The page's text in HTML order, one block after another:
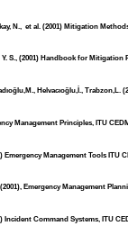
N., et al. (2001) Mitigation
Y. S., (2001) Handbook for
Helvacıoğlu,İ.,
Management Principles, ITU
Emergency Management Tools ITU
Emergency Management
Incident Command Systems, ITU